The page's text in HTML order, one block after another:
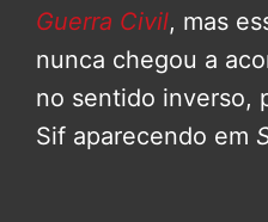
Guerra Civil, mas
nunca chegou a
no sentido inverso,
Sif aparecendo em